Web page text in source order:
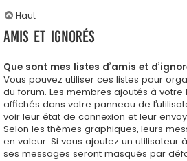
Haut
Amis et ignorés
Que sont mes listes d’amis et
Vous pouvez utiliser ces listes pour
du forum. Les membres ajoutés à votre
affichés dans votre panneau de
voir leur état de connexion et leur
Selon les thèmes graphiques, leurs
en valeur. Si vous ajoutez un utilisateur
ses messages seront masqués par